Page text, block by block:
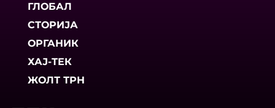
ГЛОБАЛ
СТОРИЈА
ОРГАНИК
ХАЈ-ТЕК
ЖОЛТ ТРН